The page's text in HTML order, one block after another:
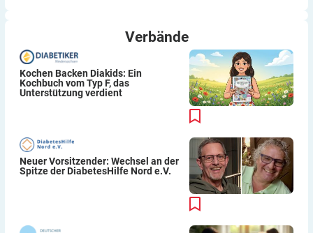
Verbände
Kochen Backen Diakids: Ein
Kochbuch vom Typ F, das
Unterstützung verdient
Neuer Vorsitzender: Wechsel an der
Spitze der DiabetesHilfe Nord e.V.